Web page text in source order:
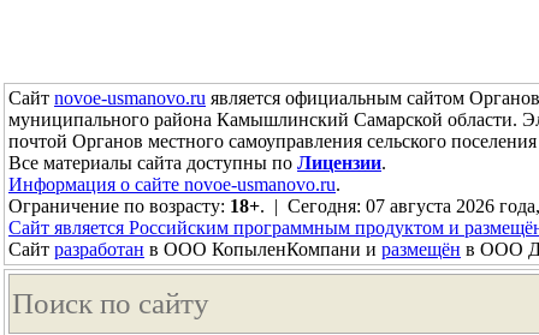
Сайт novoe-usmanovo.ru является официальным сайтом
муниципального района Камышлинский Самарской области.
почтой Органов местного самоуправления сельского
Все материалы сайта доступны по Лицензии.
Информация о сайте novoe-usmanovo.ru.
Ограничение по возрасту: 18+. | Сегодня: 07 августа 2026
Сайт является Российским программным продуктом и
Сайт разработан в ООО КопыленКомпани и размещён в ООО